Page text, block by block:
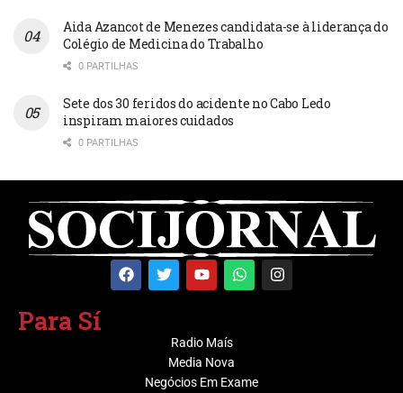
Aida Azancot de Menezes candidata-se à liderança do
Colégio de Medicina do Trabalho
0 PARTILHAS
Sete dos 30 feridos do acidente no Cabo Ledo
inspiram maiores cuidados
0 PARTILHAS
Para Sí
Radio Maís
Media Nova
Negócios Em Exame